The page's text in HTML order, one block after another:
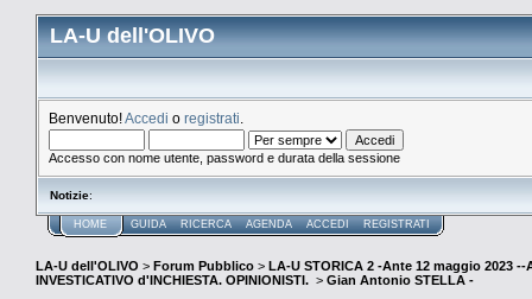
LA-U dell'OLIVO
Benvenuto!Accedi o registrati
Accesso con nome utente, password e durata della sessione
Notizie:
HOME GUIDA RICERCA AGENDA ACCEDI REGISTRATI
LA-U dell'OLIVO > Forum Pubblico > LA-U STORICA 2 -Ante 12 maggio 2023 --
INVESTICATIVO d'INCHIESTA. OPINIONISTI. > Gian Antonio STELLA -